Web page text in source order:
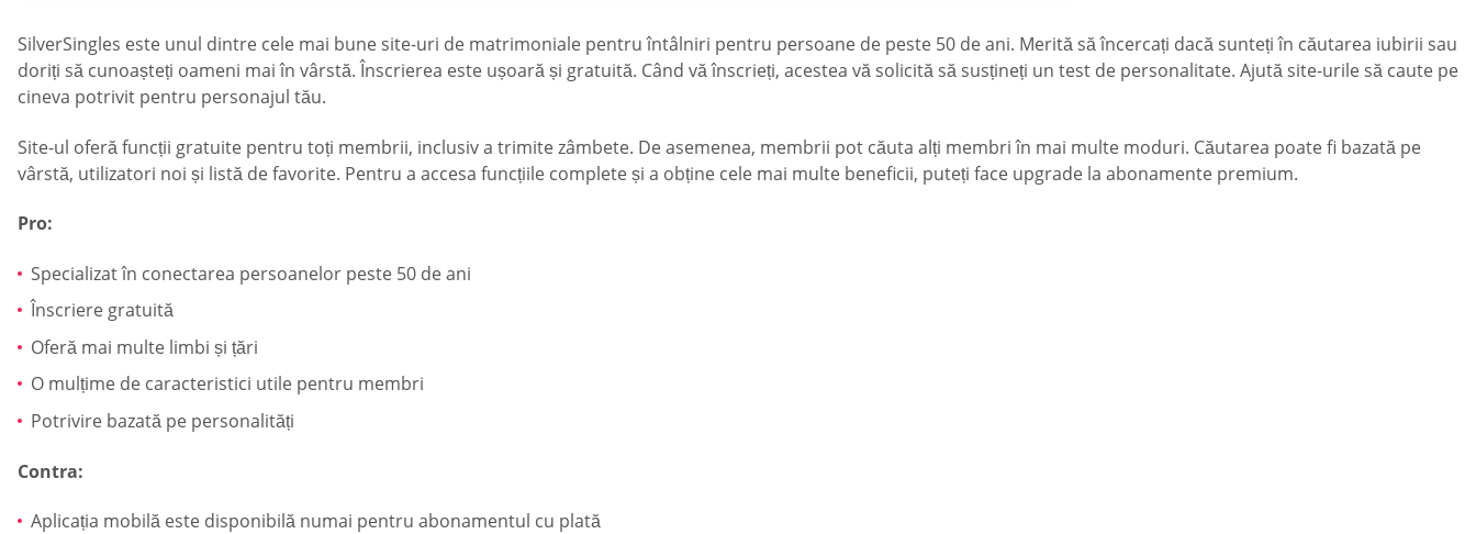
SilverSingles este unul dintre cele mai bune site-uri de matrimoniale pentru întâlniri pentru persoane de peste 50 de ani. Merită să încercați dacă sunteți în căutarea iubirii sau
doriți să cunoașteți oameni mai în vârstă. Înscrierea este ușoară și gratuită. Când vă înscrieți, acestea vă solicită să susțineți un test de personalitate. Ajută site-urile să caute pe
cineva potrivit pentru personajul tău.
Site-ul oferă funcții gratuite pentru toți membrii, inclusiv a trimite zâmbete. De asemenea, membrii pot căuta alți membri în mai multe moduri. Căutarea poate fi bazată pe
vârstă, utilizatori noi și listă de favorite. Pentru a accesa funcțiile complete și a obține cele mai multe beneficii, puteți face upgrade la abonamente premium.
Pro:
Specializat în conectarea persoanelor peste 50 de ani
Înscriere gratuită
Oferă mai multe limbi și țări
O mulțime de caracteristici utile pentru membri
Potrivire bazată pe personalități
Contra:
Aplicația mobilă este disponibilă numai pentru abonamentul cu plată